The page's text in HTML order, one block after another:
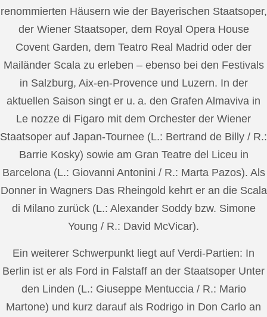
renommierten Häusern wie der Bayerischen Staatsoper,
der Wiener Staatsoper, dem Royal Opera House
Covent Garden, dem Teatro Real Madrid oder der
Mailänder Scala zu erleben – ebenso bei den Festivals
in Salzburg, Aix-en-Provence und Luzern. In der
aktuellen Saison singt er u. a. den Grafen Almaviva in
Le nozze di Figaro mit dem Orchester der Wiener
Staatsoper auf Japan-Tournee (L.: Bertrand de Billy / R.:
Barrie Kosky) sowie am Gran Teatre del Liceu in
Barcelona (L.: Giovanni Antonini / R.: Marta Pazos). Als
Donner in Wagners Das Rheingold kehrt er an die Scala
di Milano zurück (L.: Alexander Soddy bzw. Simone
Young / R.: David McVicar).
Ein weiterer Schwerpunkt liegt auf Verdi-Partien: In
Berlin ist er als Ford in Falstaff an der Staatsoper Unter
den Linden (L.: Giuseppe Mentuccia / R.: Mario
Martone) und kurz darauf als Rodrigo in Don Carlo an